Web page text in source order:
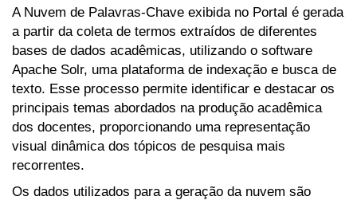
A Nuvem de Palavras-Chave exibida no Portal é gerada
a partir da coleta de termos extraídos de diferentes
bases de dados acadêmicas, utilizando o software
Apache Solr, uma plataforma de indexação e busca de
texto. Esse processo permite identificar e destacar os
principais temas abordados na produção acadêmica
dos docentes, proporcionando uma representação
visual dinâmica dos tópicos de pesquisa mais
recorrentes.
Os dados utilizados para a geração da nuvem são